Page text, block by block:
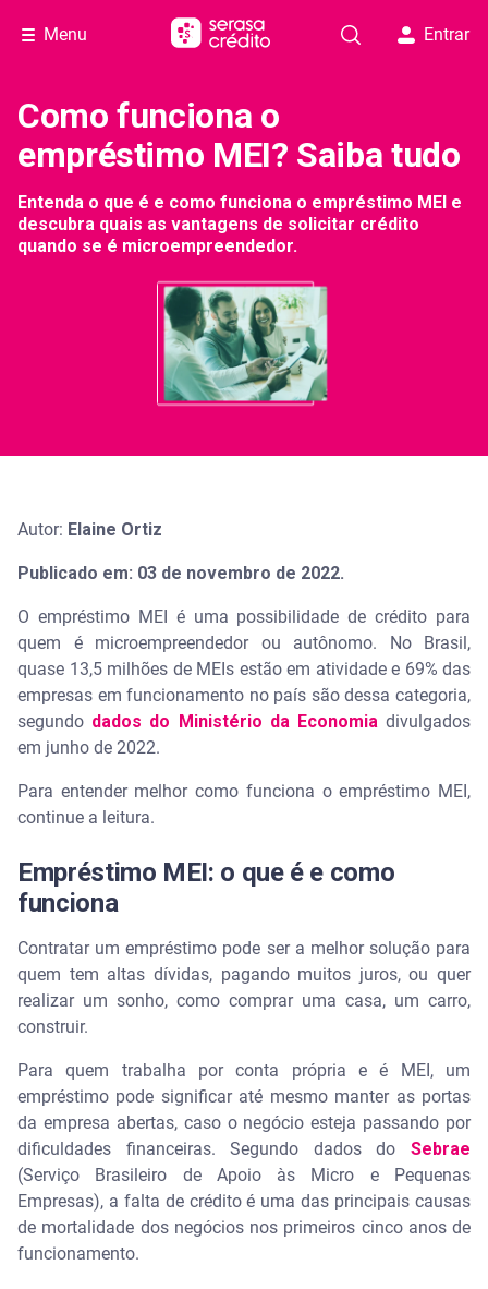
Menu Entrar
Como funciona o
empréstimo MEI? Saiba tudo
Entenda o que é e como funciona o empréstimo MEI e
descubra quais as vantagens de solicitar crédito
quando se é microempreendedor.
Autor: Elaine Ortiz
Publicado em: 03 de novembro de 2022.
O empréstimo MEI é uma possibilidade de crédito para
quem é microempreendedor ou autônomo. No Brasil,
quase 13,5 milhões de MEIs estão em atividade e 69% das
empresas em funcionamento no país são dessa categoria,
segundo dados do Ministério da Economiadivulgados
em junho de 2022.
Para entender melhor como funciona o empréstimo MEI,
continue a leitura.
Empréstimo MEI: o que é e como
funciona
Contratar um empréstimo pode ser a melhor solução para
quem tem altas dívidas, pagando muitos juros, ou quer
realizar um sonho, como comprar uma casa, um carro,
construir.
Para quem trabalha por conta própria e é MEI, um
empréstimo pode significar até mesmo manter as portas
da empresa abertas, caso o negócio esteja passando por
dificuldades financeiras. Segundo dados do Sebrae
(Serviço Brasileiro de Apoio às Micro e Pequenas
Empresas), a falta de crédito é uma das principais causas
de mortalidade dos negócios nos primeiros cinco anos de
funcionamento.